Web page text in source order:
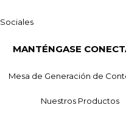
Sociales
MANTÉNGASE
Mesa de Generación de
Nuestros Productos